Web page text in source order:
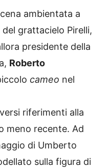
ambientata a
del grattacielo Pirelli,
presidente della
Roberto
cameo nel
riferimenti alla
meno recente. Ad
di Umberto
sulla figura di